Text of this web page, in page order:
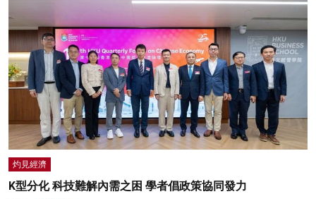
灼見經濟
K型分化 科技難解內需之困 學者倡政策協同發力